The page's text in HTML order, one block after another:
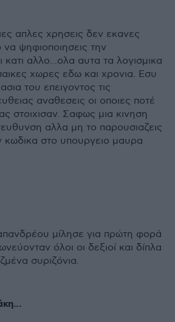
απλες χρησεις δεν εκανες
ψηφιοποιησεις την
κατι αλλο...ολα αυτα τα λογισμικα
χωρες εδω και χρονια. Εσυ
του επειγοντος τις
αναθεσεις οι οποιες ποτέ
στοιχισαν. Σαφως μια κινηση
αλλα μη το παρουσιαζεις
στο υπουργειο μαυρα
μίλησε για πρώτη φορά
όλοι οι δεξιοί και δίπλα
συριζόνια.